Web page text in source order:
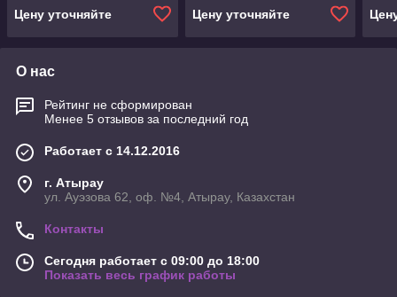
Цену уточняйте
Цену уточняйте
О нас
Рейтинг не сформирован
Менее 5 отзывов за последний год
Работает с 14.12.2016
г. Атырау
ул. Ауэзова 62, оф. №4, Атырау, Казахстан
Контакты
Сегодня работает с 09:00 до 18:00
Показать весь график работы